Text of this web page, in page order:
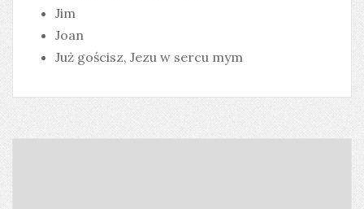
Jim
Joan
Już gościsz, Jezu w sercu mym